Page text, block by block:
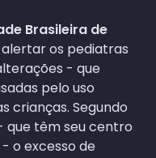
Brasileira de
os pediatras
- que
pelo uso
crianças. Segundo
que têm seu centro
o excesso de